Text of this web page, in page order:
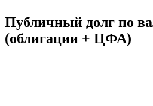
Публичный долг по
(облигации + ЦФА)